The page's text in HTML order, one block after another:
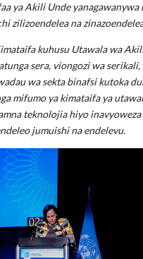
ya Akili Unde yanagawanywa
zilizoendelea na
kuhusu Utawala wa
sera, viongozi wa
wa sekta binafsi kutoka
mifumo ya kimataifa ya
teknolojia hiyo
jumuishi na endelevu.